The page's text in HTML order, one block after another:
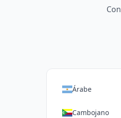
Árabe
Cambojano